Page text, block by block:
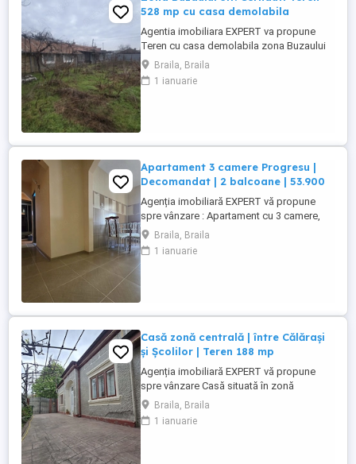
528 mp cu casa demolabila
Agentia imobiliara EXPERT va propune
Teren cu casa demolabila zona Buzaului
suprafata teren 528 mp deschidere 16 ml
Utilitati pe teren apa si curent, canalizare ,
gazul este la poarta . Zona este linistita.
Braila, Braila
1 ianuarie
Apartament 3 camere Progresu |
Decomandat | 2 balcoane | 53.900
Agenția imobiliară EXPERT vă propune
spre vânzare : Apartament cu 3 camere,
confort 1, decomandat, situat în zona
Progresu. Apartamentul este poziționat la
etajul 4 din 4 și are o suprafață utilă de 53
Braila, Braila
1 ianuarie
Casă zonă centrală | între Călărași
și Școlilor | Teren 188 mp
Agenția imobiliară EXPERT vă propune
spre vânzare Casă situată în zonă
centrală, între Călărași și Școlilor.
Proprietatea este compusă din două
corpuri de clădire: Corp 1: construcție din
Braila, Braila
1 ianuarie